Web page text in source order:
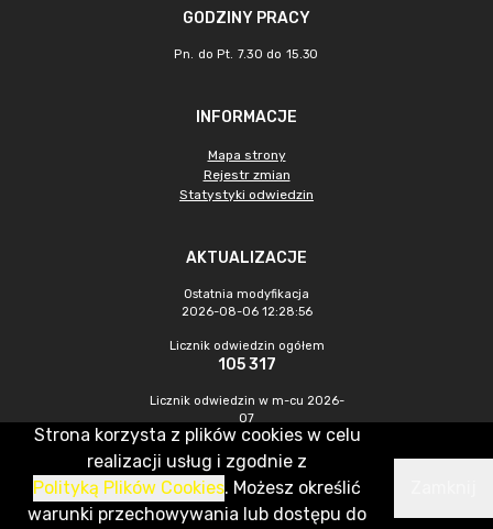
GODZINY PRACY
Pn. do Pt. 7.30 do 15.30
INFORMACJE
Mapa strony
Rejestr zmian
Statystyki odwiedzin
AKTUALIZACJE
Ostatnia modyfikacja
2026-08-06 12:28:56
Licznik odwiedzin ogółem
105 317
Licznik odwiedzin w m-cu 2026-
07
693
CMS & Hosting: Nefeni Sp. z o.o.
Strona korzysta z plików cookies w celu
realizacji usług i zgodnie z
Polityką Plików Cookies. Możesz określić
warunki przechowywania lub dostępu do